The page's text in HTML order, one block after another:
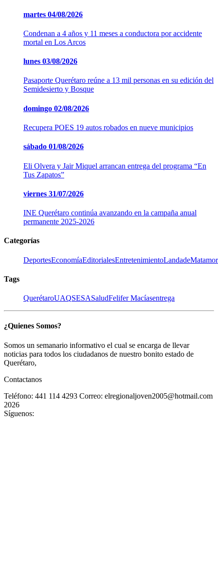
martes 04/08/2026
Condenan a 4 años y 11 meses a conductora por accidente
mortal en Los Arcos
lunes 03/08/2026
Pasaporte Querétaro reúne a 13 mil personas en su edición del
Semidesierto y Bosque
domingo 02/08/2026
Recupera POES 19 autos robados en nueve municipios
sábado 01/08/2026
Eli Olvera y Jair Miquel arrancan entrega del programa “En
Tus Zapatos”
viernes 31/07/2026
INE Querétaro continúa avanzando en la campaña anual
permanente 2025-2026
Categorías
DeportesEconomíaEditorialesEntretenimiento
Tags
QuerétaroUAQSESASaludFelifer Macíasentrega
¿Quienes Somos?
Somos un semanario informativo el cual se encarga de llevar
noticias para todos los ciudadanos de nuestro bonito estado de
Querétaro,
Contactanos
Teléfono: 441 114 4293 Correo: elregionaljoven2005@hotmail.com
2026
Síguenos: